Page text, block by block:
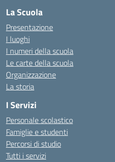
La Scuola
Presentazione
I luoghi
I numeri della scuola
Le carte della scuola
Organizzazione
La storia
I Servizi
Personale scolastico
Famiglie e studenti
Percorsi di studio
Tutti i servizi